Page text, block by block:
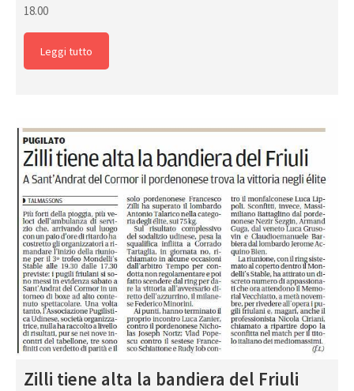
18.00
Leggi tutto
Zilli tiene alta la bandiera del Friuli